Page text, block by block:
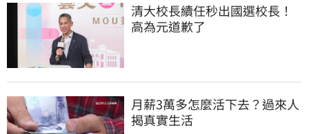
清大校長續任秒出國選校長！
高為元道歉了
月薪3萬多怎麼活下去？過來人
揭真實生活